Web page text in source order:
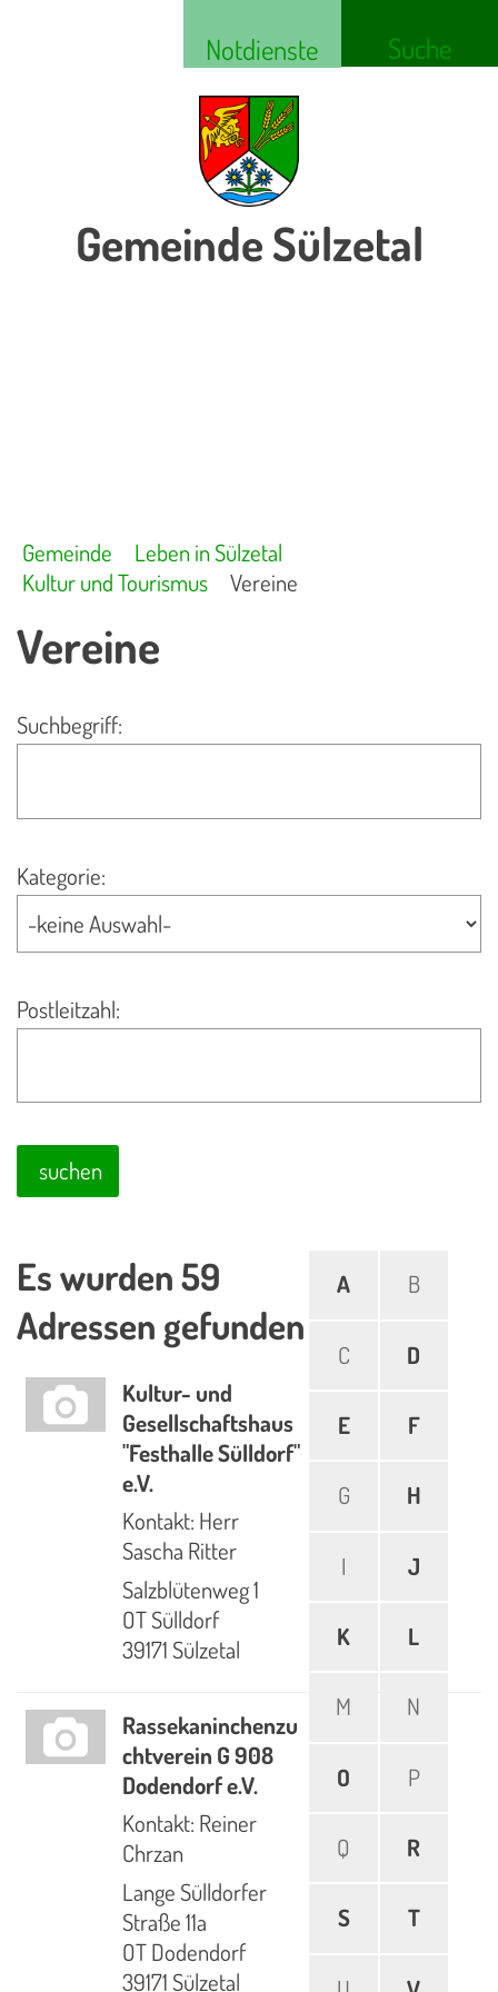
Notdienste Suche
Gemeinde Sülzetal
Gemeinde
Leben in Sülzetal
Kultur und Tourismus
Vereine
Vereine
Suchbegriff:
Kategorie:
Postleitzahl:
suchen
A B
C D
E F
G H
I J
K L
M N
O P
Q R
S T
Es wurden 59
Adressen gefunden
Kultur- und
Gesellschaftshaus
"Festhalle Sülldorf"
e.V.
Kontakt: Herr
Sascha Ritter
Salzblütenweg 1
OT Sülldorf
39171 Sülzetal
Rassekaninchenzu
chtverein G 908
Dodendorf e.V.
Kontakt: Reiner
Chrzan
Lange Sülldorfer
Straße 11a
OT Dodendorf
39171 Sülzetal